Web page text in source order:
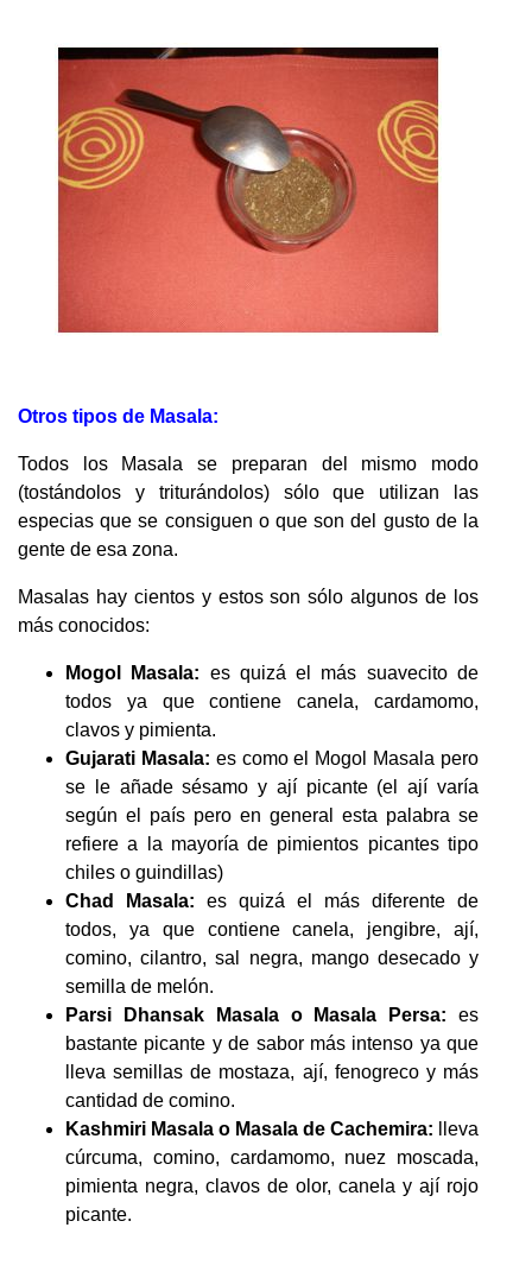
Otros tipos de Masala:
Todos los Masala se preparan del mismo modo
(tostándolos y triturándolos) sólo que utilizan las
especias que se consiguen o que son del gusto de la
gente de esa zona.
Masalas hay cientos y estos son sólo algunos de los
más conocidos:
Mogol Masala: es quizá el más suavecito de
todos ya que contiene canela, cardamomo,
clavos y pimienta.
Gujarati Masala: es como el Mogol Masala pero
se le añade sésamo y ají picante (el ají varía
según el país pero en general esta palabra se
refiere a la mayoría de pimientos picantes tipo
chiles o guindillas)
Chad Masala: es quizá el más diferente de
todos, ya que contiene canela, jengibre, ají,
comino, cilantro, sal negra, mango desecado y
semilla de melón.
Parsi Dhansak Masala o Masala Persa: es
bastante picante y de sabor más intenso ya que
lleva semillas de mostaza, ají, fenogreco y más
cantidad de comino.
Kashmiri Masala o Masala de Cachemira: lleva
cúrcuma, comino, cardamomo, nuez moscada,
pimienta negra, clavos de olor, canela y ají rojo
picante.